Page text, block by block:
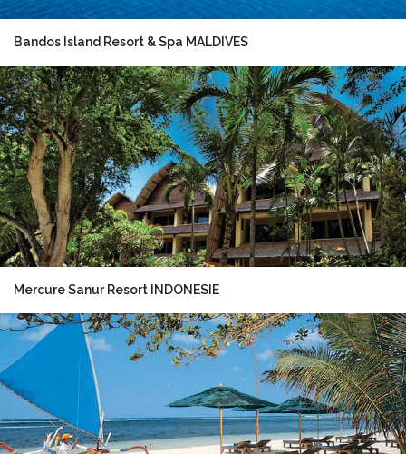
Bandos Island Resort & Spa MALDIVES
Mercure Sanur Resort INDONESIE